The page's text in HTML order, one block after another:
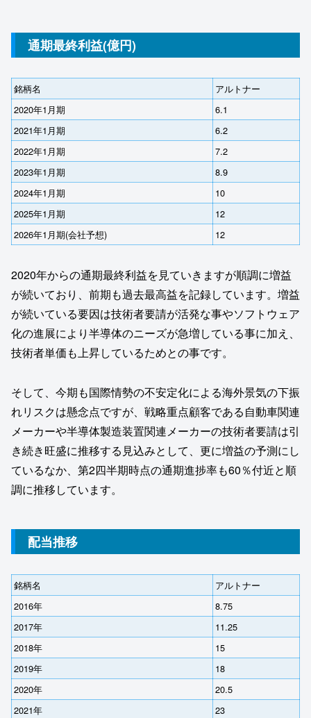
通期最終利益(億円)
銘柄名
アルトナー
2020年1月期
6.1
2021年1月期
6.2
2022年1月期
7.2
2023年1月期
8.9
2024年1月期
10
2025年1月期
12
2026年1月期(会社予想)
12
2020年からの通期最終利益を見ていきますが順調に増益
が続いており、前期も過去最高益を記録しています。増益
が続いている要因は技術者要請が活発な事やソフトウェア
化の進展により半導体のニーズが急増している事に加え、
技術者単価も上昇しているためとの事です。
そして、今期も国際情勢の不安定化による海外景気の下振
れリスクは懸念点ですが、戦略重点顧客である自動車関連
メーカーや半導体製造装置関連メーカーの技術者要請は引
き続き旺盛に推移する見込みとして、更に増益の予測にし
ているなか、第2四半期時点の通期進捗率も60％付近と順
調に推移しています。
配当推移
銘柄名
アルトナー
2016年
8.75
2017年
11.25
2018年
15
2019年
18
2020年
20.5
2021年
23